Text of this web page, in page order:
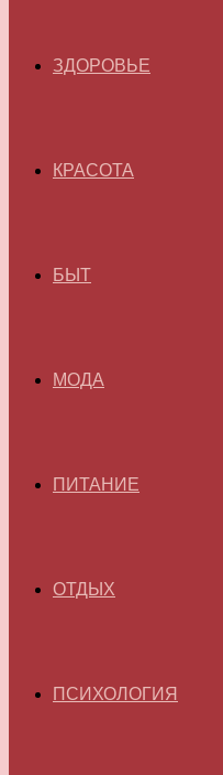
ЗДОРОВЬЕ
КРАСОТА
БЫТ
МОДА
ПИТАНИЕ
ОТДЫХ
ПСИХОЛОГИЯ